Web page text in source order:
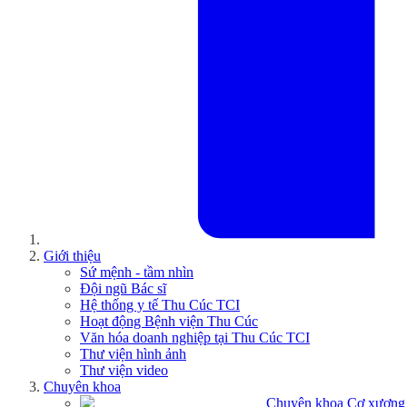
Giới thiệu
Sứ mệnh - tầm nhìn
Đội ngũ Bác sĩ
Hệ thống y tế Thu Cúc TCI
Hoạt động Bệnh viện Thu Cúc
Văn hóa doanh nghiệp tại Thu Cúc TCI
Thư viện hình ảnh
Thư viện video
Chuyên khoa
Chuyên khoa Cơ